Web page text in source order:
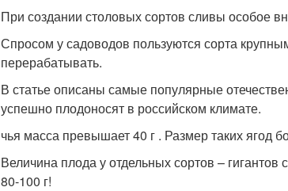
При создании столовых сортов сливы особое
Спросом у садоводов пользуются сорта
перерабатывать.
В статье описаны самые популярные
успешно плодоносят в российском климате.
чья масса превышает 40 г . Размер таких ягод
Величина плода у отдельных сортов –
80-100 г!